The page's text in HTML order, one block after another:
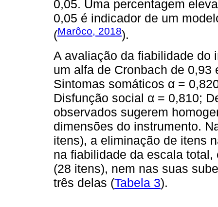
0,05. Uma percentagem
0,05 é indicador de um
(Marôco, 2018).
A avaliação da fiabilidade do
um alfa de Cronbach de
Sintomas somáticos α =
Disfunção social α = 0,810;
observados sugerem
dimensões do instrumento.
itens), a eliminação de itens
na fiabilidade da escala
(28 itens), nem nas suas
três delas (Tabela 3).